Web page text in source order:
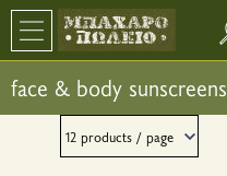
Search bar input field
face & body sunscreens